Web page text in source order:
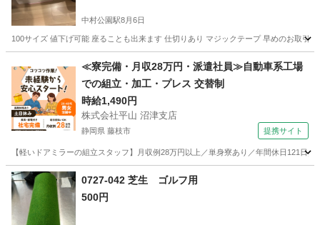
中村公園駅8月6日
100サイズ 値下げ可能 座ることも出来ます 仕切りあり マジックテープ 早めのお取引
中村公園駅 家具
≪寮完備・月収28万円・派遣社員≫自動車系工場
での組立・加工・プレス 交替制
時給1,490円
株式会社平山 沼津支店
静岡県 藤枝市 提携サイト
【軽いドアミラーの組立スタッフ】月収例28万円以上／単身寮あり／年間休日121
静岡 藤枝市
0727-042 芝生 ゴルフ用
500円